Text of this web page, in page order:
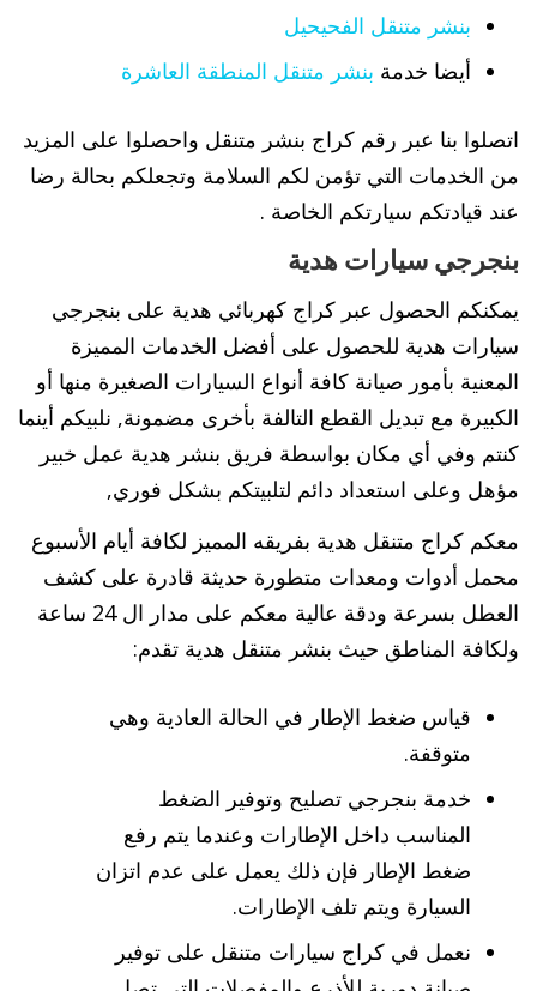
بنشر متنقل الفحيحيل
أيضا خدمة بنشر متنقل المنطقة العاشرة
اتصلوا بنا عبر رقم كراج بنشر متنقل واحصلوا على المزيد
من الخدمات التي تؤمن لكم السلامة وتجعلكم بحالة رضا
عند قيادتكم سيارتكم الخاصة .
بنجرجي سيارات هدية
يمكنكم الحصول عبر كراج كهربائي هدية على بنجرجي
سيارات هدية للحصول على أفضل الخدمات المميزة
المعنية بأمور صيانة كافة أنواع السيارات الصغيرة منها أو
الكبيرة مع تبديل القطع التالفة بأخرى مضمونة, نلبيكم أينما
كنتم وفي أي مكان بواسطة فريق بنشر هدية عمل خبير
مؤهل وعلى استعداد دائم لتلبيتكم بشكل فوري,
معكم كراج متنقل هدية بفريقه المميز لكافة أيام الأسبوع
محمل أدوات ومعدات متطورة حديثة قادرة على كشف
العطل بسرعة ودقة عالية معكم على مدار ال 24 ساعة
ولكافة المناطق حيث بنشر متنقل هدية تقدم:
قياس ضغط الإطار في الحالة العادية وهي
متوقفة.
خدمة بنجرجي تصليح وتوفير الضغط
المناسب داخل الإطارات وعندما يتم رفع
ضغط الإطار فإن ذلك يعمل على عدم اتزان
السيارة ويتم تلف الإطارات.
نعمل في كراج سيارات متنقل على توفير